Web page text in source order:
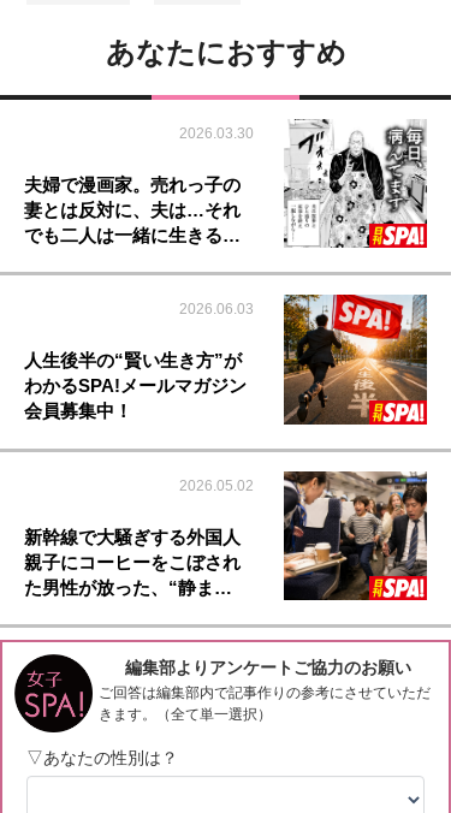
あなたにおすすめ
2026.03.30
夫婦で漫画家。売れっ子の
妻とは反対に、夫は…それ
でも二人は一緒に生きる…
2026.06.03
人生後半の“賢い生き方”が
わかるSPA!メールマガジン
会員募集中！
2026.05.02
新幹線で大騒ぎする外国人
親子にコーヒーをこぼされ
た男性が放った、“静ま…